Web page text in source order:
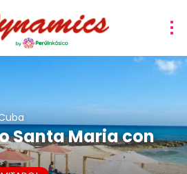
Santa Maria con